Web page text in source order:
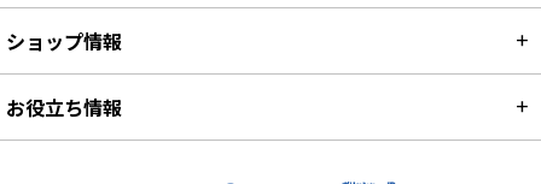
ショップ情報
お役立ち情報